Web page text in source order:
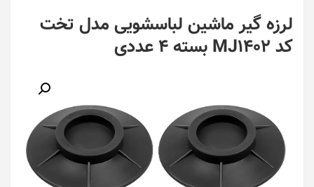
لرزه گیر ماشین لباسشویی مدل تخت
کد MJ1402 بسته 4 عددی